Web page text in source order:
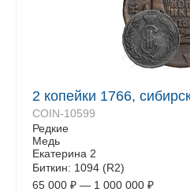
2 копейки 1766,
COIN-10599
Редкие
Медь
Екатерина 2
Биткин: 1094 (R2)
65 000 ₽ — 1 000 000 ₽